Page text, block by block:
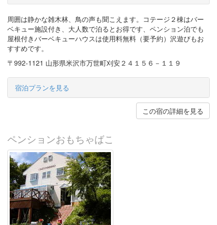
周囲は静かな雑木林、鳥の声も聞こえます。コテージ２棟はバー
ベキュー施設付き、大人数で泊るとお得です、ペンション泊でも
屋根付きバーベキューハウスは使用料無料（要予約）沢遊びもお
すすめです。
〒992-1121 山形県米沢市万世町刈安２４１５６－１１９
宿泊プランを見る
この宿の詳細を見る
ペンションおもちゃばこ